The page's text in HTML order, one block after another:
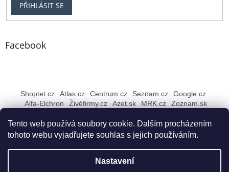
Tento web používá soubory cookie. Dalším procházením
tohoto webu vyjadřujete souhlas s jejich používáním.
Nastavení
PŘIHLÁSIT SE
Facebook
Shoptet.cz Atlas.cz Centrum.cz Seznam.cz
Google.cz
Alfa-Elchron
Živéfirmy.cz Azet.sk MRK.cz Zoznam.sk